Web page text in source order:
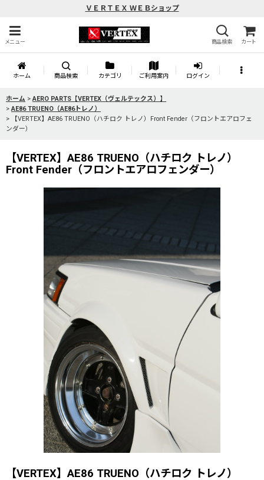
ＶＥＲＴＥＸ ＷＥＢショップ
メニュー 商品検索 カート
ホーム 商品検索 カテゴリ ご利用案内 ログイン
ホーム > AERO PARTS【VERTEX（ヴェルテックス）】
> AE86 TRUENO（AE86トレノ）
>
【VERTEX】AE86 TRUENO（ハチロク トレノ）Front Fender（フロントエアロフェ
ンダー）
【VERTEX】AE86 TRUENO（ハチロク トレノ）
Front Fender（フロントエアロフェンダー）
【VERTEX】AE86 TRUENO（ハチロク トレノ）